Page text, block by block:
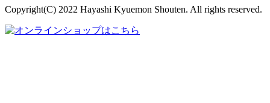
Copyright(C) 2022 Hayashi Kyuemon Shouten. All rights reserved.